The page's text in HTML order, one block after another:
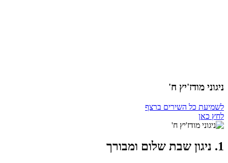
ניגוני מודז'יץ ח'
לשמיעת כל השירים ברצף
לחץ כאן
1. ניגון שבת שלום ומבורך